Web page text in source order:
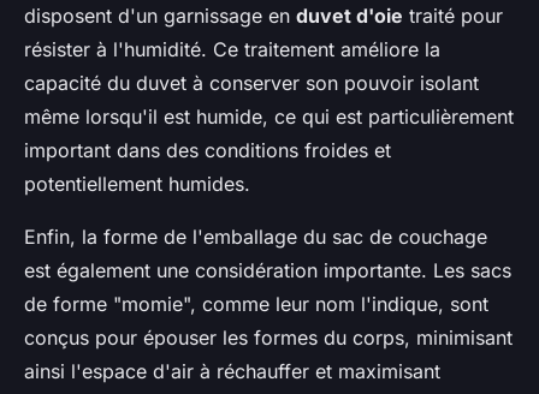
disposent d'un garnissage en duvet d'oie traité pour
résister à l'humidité. Ce traitement améliore la
capacité du duvet à conserver son pouvoir isolant
même lorsqu'il est humide, ce qui est particulièrement
important dans des conditions froides et
potentiellement humides.
Enfin, la forme de l'emballage du sac de couchage
est également une considération importante. Les sacs
de forme "momie", comme leur nom l'indique, sont
conçus pour épouser les formes du corps, minimisant
ainsi l'espace d'air à réchauffer et maximisant